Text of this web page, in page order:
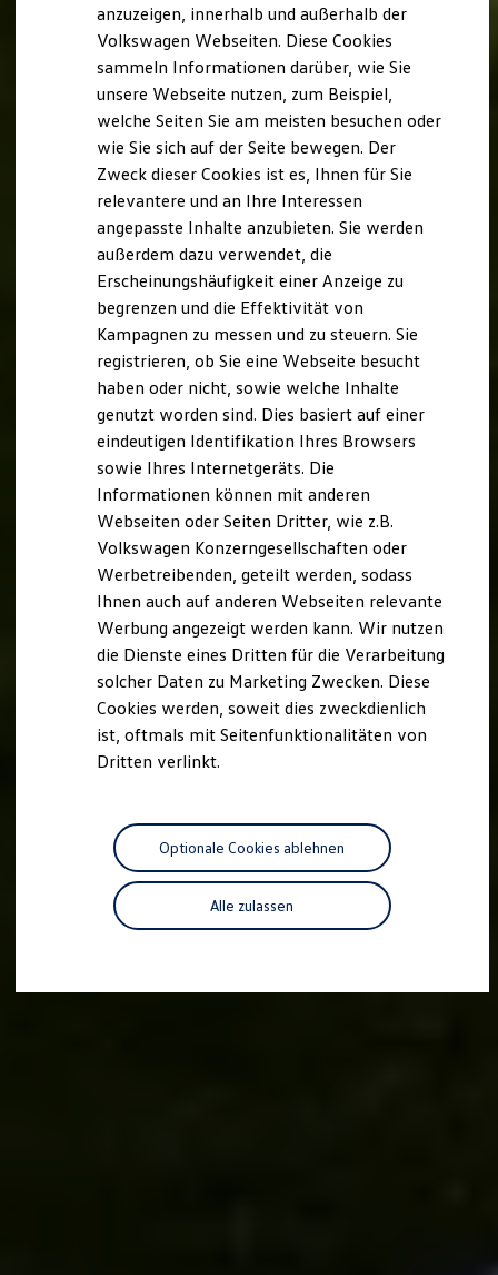
Ladezeitensimulator
Batterie
Sicherheit
Nachhaltigkeit
Technologie
Kosten und Kauf
Kaufoptionen
E-Auto-Förderung
Software und Konnektivität
Die ID. Software 6
ID. Software Versionen und Updates
Digitale Extras
Schnittstellen zu Ihrem ID.
Hybridautos
Marke und Erlebnis
Volkswagen R und R Experience
R-Modelle
R Experience
Driving Experience
Volkswagen entdecken
Werkbesichtigung
Lifestyle Shop
T-Roc Kollektion
Golf Kollektion
ID. Kollektion
Volkswagen Kollektion
R-Kollektion
GTI Kollektion
Fußball Drop
we drive football
#wedriveproud
Besitzer und Service
Software Updates
Service und Ersatzteile
Motorenöl und Flüssigkeiten
Räder und Reifen
Pannen- und Unfallhilfe
Economy Service
Volkswagen Teile
Zubehör
anzuzeigen, innerhalb und außerhalb der
Volkswagen Webseiten. Diese Cookies
sammeln Informationen darüber, wie Sie
unsere Webseite nutzen, zum Beispiel,
welche Seiten Sie am meisten besuchen oder
wie Sie sich auf der Seite bewegen. Der
Zweck dieser Cookies ist es, Ihnen für Sie
relevantere und an Ihre Interessen
angepasste Inhalte anzubieten. Sie werden
außerdem dazu verwendet, die
Erscheinungshäufigkeit einer Anzeige zu
begrenzen und die Effektivität von
Kampagnen zu messen und zu steuern. Sie
registrieren, ob Sie eine Webseite besucht
haben oder nicht, sowie welche Inhalte
genutzt worden sind. Dies basiert auf einer
eindeutigen Identifikation Ihres Browsers
sowie Ihres Internetgeräts. Die
Informationen können mit anderen
Webseiten oder Seiten Dritter, wie z.B.
Volkswagen Konzerngesellschaften oder
Werbetreibenden, geteilt werden, sodass
Ihnen auch auf anderen Webseiten relevante
Werbung angezeigt werden kann. Wir nutzen
die Dienste eines Dritten für die Verarbeitung
solcher Daten zu Marketing Zwecken. Diese
Cookies werden, soweit dies zweckdienlich
ist, oftmals mit Seitenfunktionalitäten von
Dritten verlinkt.
Alle zulassen
Optionale Cookies ablehnen